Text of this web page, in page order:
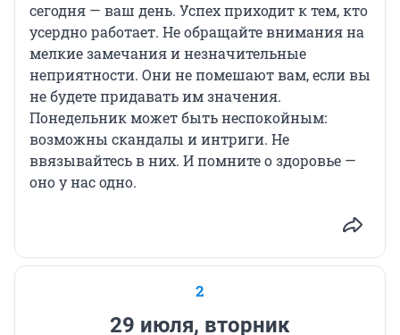
сегодня — ваш день. Успех приходит к тем, кто
усердно работает. Не обращайте внимания на
мелкие замечания и незначительные
неприятности. Они не помешают вам, если вы
не будете придавать им значения.
Понедельник может быть неспокойным:
возможны скандалы и интриги. Не
ввязывайтесь в них. И помните о здоровье —
оно у нас одно.
2
29 июля, вторник